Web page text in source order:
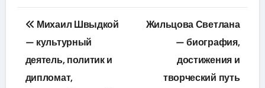
Навигация
по
записям
Михаил Швыдкой
— культурный
деятель, политик и
дипломат,
Жильцова Светлана
— биография,
достижения и
творческий путь